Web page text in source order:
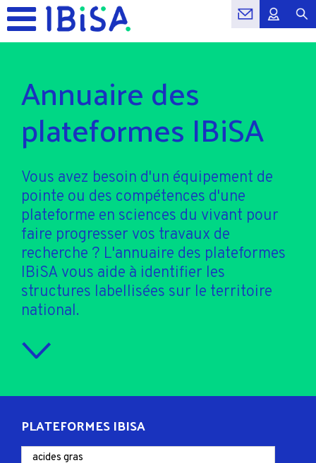
Annuaire des
plateformes IBiSA
Vous avez besoin d'un équipement de
pointe ou des compétences d'une
plateforme en sciences du vivant pour
faire progresser vos travaux de
recherche ? L'annuaire des plateformes
IBiSA vous aide à identifier les
structures labellisées sur le territoire
national.
PLATEFORMES IBISA